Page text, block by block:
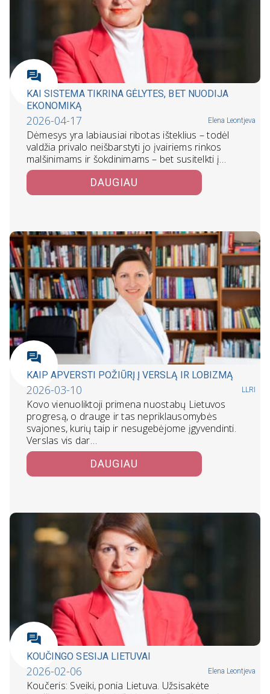
KAI SISTEMA TIKRINA GĖLYTES, BET NUODIJA
EKONOMIKĄ
2026-04-17 Elena Leontjeva
Dėmesys yra labiausiai ribotas išteklius – todėl
valdžia privalo neišbarstyti jo įvairiems rinkos
malšinimams ir šokdinimams – bet susitelkti į…
DAUGIAU
KAIP APVERSTI POŽIŪRĮ Į VERSLĄ IR LOBIZMĄ
2026-03-10 LLRI
Kovo vienuoliktoji primena nuostabų Lietuvos
progresą, o drauge ir tas nepriklausomybės
svajones, kurių taip ir nesugebėjome įgyvendinti.
Verslas vis dar…
DAUGIAU
KOUČINGO SESIJA LIETUVAI
2026-02-06 Elena Leontjeva
Koučeris: Sveiki, ponia Lietuva. Užsisakėte